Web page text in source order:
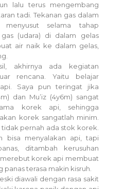
lalu terus mengembang
tadi. Tekanan gas dalam
selama tahap
gas (udara) di dalam gelas
air naik ke dalam gelas,
akhirnya ada kegiatan
rencana. Yaitu belajar
Saya pun teringat jika
dan Mu’iz (4y6m) sangat
korek api, sehingga
korek sangatlah minim.
pernah ada stok korek.
bisa menyalakan api, tapi
ditambah kerusuhan
merebut korek api membuat
panas terasa makin kisruh.
diawali dengan rasa sakit